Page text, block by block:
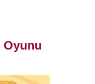
Oyunu